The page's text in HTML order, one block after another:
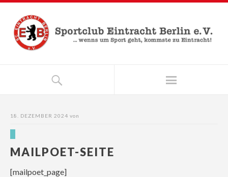
18. DEZEMBER 2024 von
MAILPOET-SEITE
[mailpoet_page]